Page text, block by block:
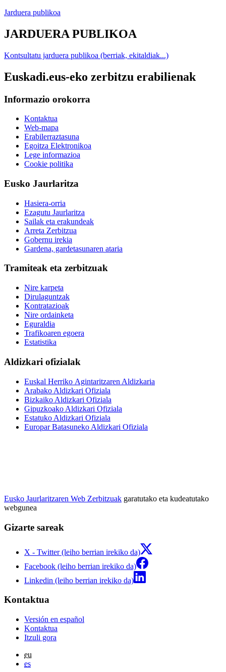
Jarduera publikoa
JARDUERA PUBLIKOA
Kontsultatu jarduera publikoa (berriak, ekitaldiak...)
Euskadi.eus-eko zerbitzu erabilienak
Informazio orokorra
Kontaktua
Web-mapa
Erabilerraztasuna
Egoitza Elektronikoa
Lege informazioa
Cookie politika
Eusko Jaurlaritza
Hasiera-orria
Ezagutu Jaurlaritza
Sailak eta erakundeak
Arreta Zerbitzua
Gobernu irekia
Gardena, gardetasunaren ataria
Tramiteak eta zerbitzuak
Nire karpeta
Dirulaguntzak
Kontratazioak
Nire ordainketa
Eguraldia
Trafikoaren egoera
Estatistika
Aldizkari ofizialak
Euskal Herriko Agintaritzaren Aldizkaria
Arabako Aldizkari Ofiziala
Bizkaiko Aldizkari Ofiziala
Gipuzkoako Aldizkari Ofiziala
Estatuko Aldizkari Ofiziala
Europar Batasuneko Aldizkari Ofiziala
Eusko Jaurlaritzaren Web Zerbitzuak garatutako eta kudeatutako
webgunea
Gizarte sareak
X - Twitter (leiho berrian irekiko da)
Facebook (leiho berrian irekiko da)
Linkedin (leiho berrian irekiko da)
Kontaktua
Versión en español
Kontaktua
Itzuli gora
eu
es